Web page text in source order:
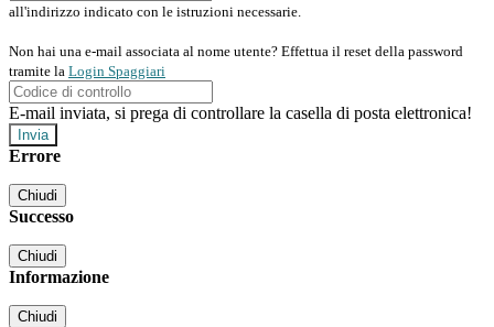
all'indirizzo indicato con le istruzioni necessarie.
Non hai una e-mail associata al nome utente? Effettua il reset della password
tramite la Login Spaggiari
E-mail inviata, si prega di controllare la casella di posta elettronica!
Errore
Chiudi
Successo
Chiudi
Informazione
Chiudi